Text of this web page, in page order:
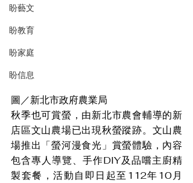
盼藝文
盼教育
盼家庭
盼信息
圖／新北市政府農業局
秋季也可賞螢，由新北市農會輔導的新
店區文山農場已出現秋螢蹤跡。文山農
場推出「螢河漫食光」賞螢體驗，內容
包含專人導覽、手作DIY及品嚐主廚精
製套餐，活動自即日起至112年10月